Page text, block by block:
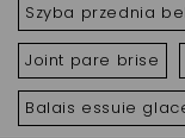
Szyba przednia
Joint pare brise
Balais essuie